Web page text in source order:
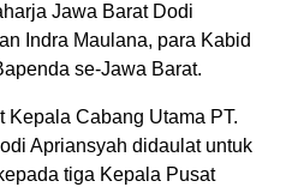
Jawa Barat Dodi
Indra Maulana, para Kabid
se-Jawa Barat.
Kepala Cabang Utama PT.
Apriansyah didaulat untuk
tiga Kepala Pusat